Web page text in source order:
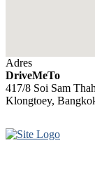
templates wordpress
Adres
DriveMeTo
417/8 Soi Sam
Klongtoey,